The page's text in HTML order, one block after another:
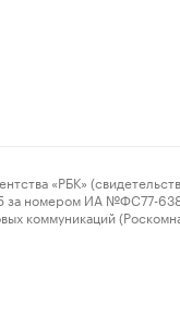
«РБК»
номером ИА №ФС77-
коммуникаций